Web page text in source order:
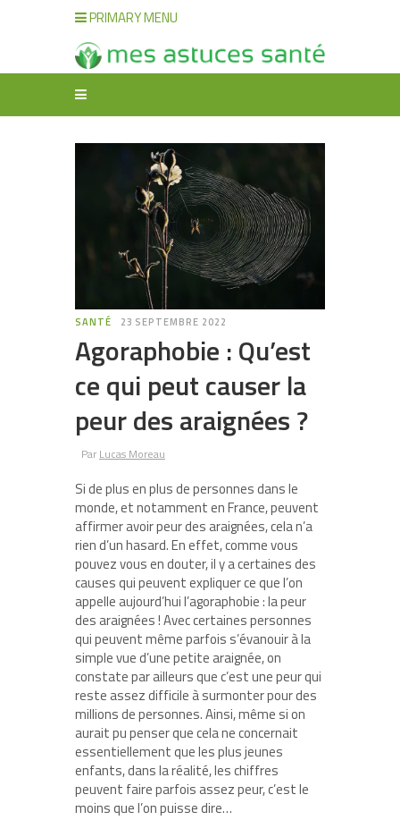
PRIMARY MENU
SANTÉ 23 SEPTEMBRE 2022
Agoraphobie : Qu’est
ce qui peut causer la
peur des araignées ?
Par Lucas Moreau
Si de plus en plus de personnes dans le
monde, et notamment en France, peuvent
affirmer avoir peur des araignées, cela n’a
rien d’un hasard. En effet, comme vous
pouvez vous en douter, il y a certaines des
causes qui peuvent expliquer ce que l’on
appelle aujourd’hui l’agoraphobie : la peur
des araignées ! Avec certaines personnes
qui peuvent même parfois s’évanouir à la
simple vue d’une petite araignée, on
constate par ailleurs que c’est une peur qui
reste assez difficile à surmonter pour des
millions de personnes. Ainsi, même si on
aurait pu penser que cela ne concernait
essentiellement que les plus jeunes
enfants, dans la réalité, les chiffres
peuvent faire parfois assez peur, c’est le
moins que l’on puisse dire…